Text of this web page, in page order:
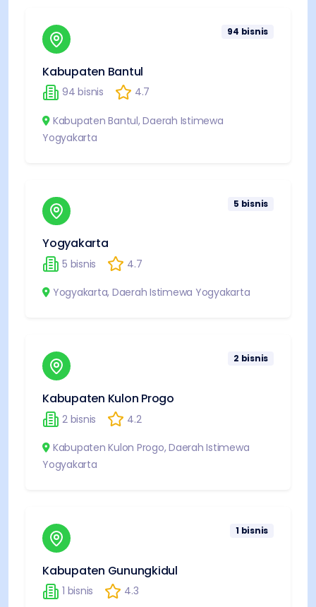
94 bisnis
Kabupaten Bantul
94 bisnis 4.7
Kabupaten Bantul,Daerah Istimewa
Yogyakarta
5 bisnis
Yogyakarta
5 bisnis 4.7
Yogyakarta, Daerah Istimewa Yogyakarta
2 bisnis
Kabupaten Kulon Progo
2bisnis 4.2
Kabupaten Kulon Progo,Daerah Istimewa
Yogyakarta
1 bisnis
Kabupaten Gunungkidul
1 bisnis 4.3